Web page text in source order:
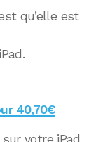
qu’elle est
40,70€
votre iPad